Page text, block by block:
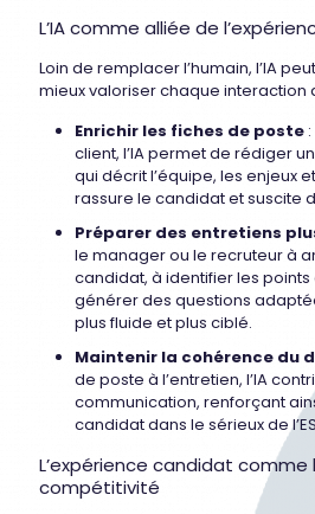
L’IA comme alliée de
Loin de remplacer l’humain, l’IA
mieux valoriser chaque interaction
Enrichir les fiches de poste
client, l’IA permet de rédiger
qui décrit l’équipe, les enjeux
rassure le candidat et suscite
Préparer des entretiens
le manager ou le recruteur à
candidat, à identifier les
générer des questions
plus fluide et plus ciblé.
Maintenir la cohérence du
de poste à l’entretien, l’IA
communication, renforçant
candidat dans le sérieux de
L’expérience candidat comme
compétitivité